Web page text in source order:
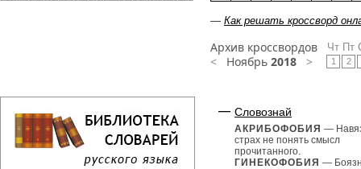
— Как решать кроссворд
Архив кроссвордов
< Ноябрь 2018 >
Чт
1
Пт
2
Словознай
АКРИБОФОБИЯ —
страх не понять смысл
прочитанного.
ГИНЕКОФОБИЯ —